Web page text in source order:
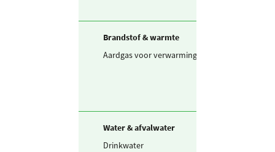
Brandstof & warmte
Aardgas voor verwarming
Water & afvalwater
Drinkwater